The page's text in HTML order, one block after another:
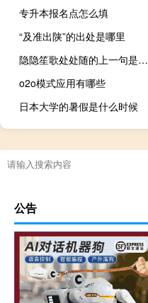
专升本报名点怎么填
“及准出陕”的出处是哪里
隐隐笙歌处处随的上一句是什么
o2o模式应用有哪些
日本大学的暑假是什么时候
公告